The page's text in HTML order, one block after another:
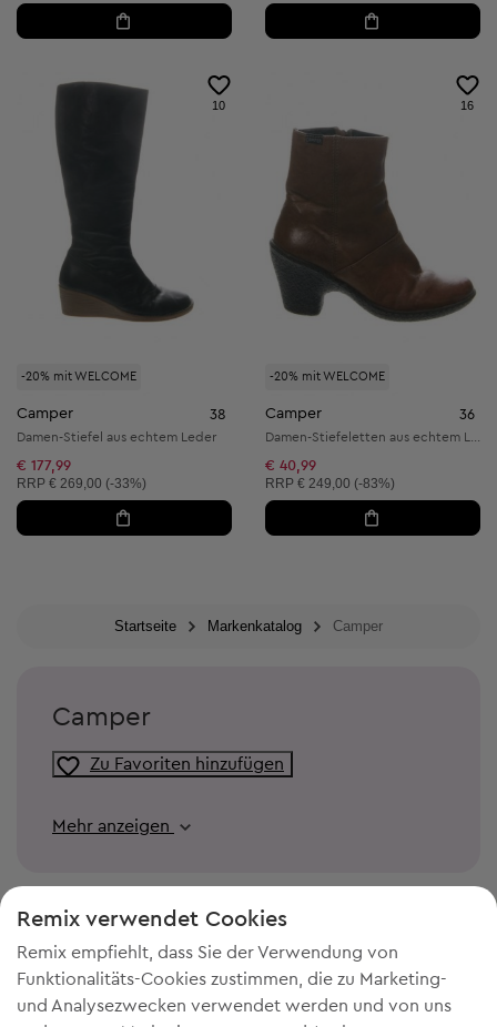
-20% mit WELCOME
10
Camper 38
Damen-Stiefel aus echtem Leder
€ 177,99
Unverbindliche Preisempfehlung:
RRP € 269,00 (-33%)
-20% mit WELCOME
16
Camper 36
€ 40,99
Unverbindliche Preisempfehlung:
RRP € 249,00 (-83%)
Startseite Markenkatalog Camper
Camper
Zu Favoriten hinzufügen
Mehr anzeigen
Remix verwendet Cookies
Remix empfiehlt, dass Sie der Verwendung von
Funktionalitäts-Cookies zustimmen, die zu Marketing-
und Analysezwecken verwendet werden und von uns